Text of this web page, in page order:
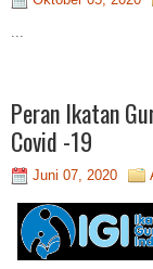
Peran Ikatan
Covid -19
Juni 07, 2020